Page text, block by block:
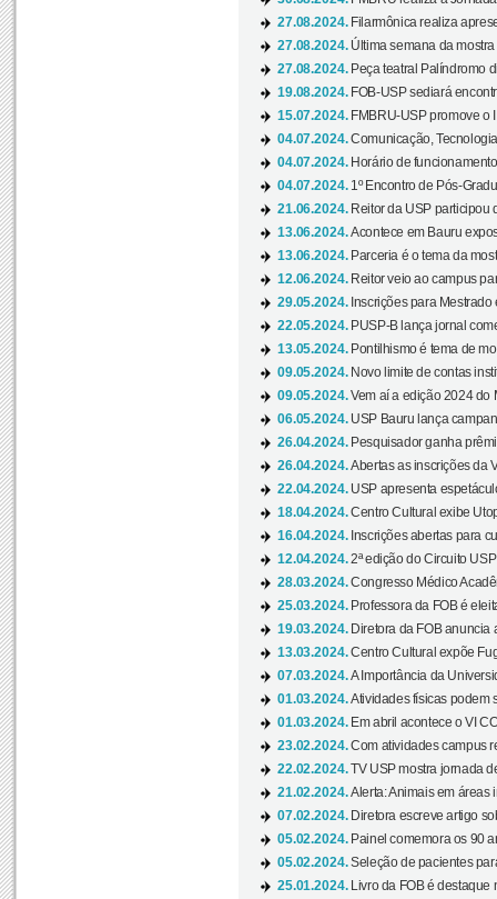
27.08.2024. Filarmônica realiza
27.08.2024. Última semana da
27.08.2024. Peça teatral Palíndromo
19.08.2024. FOB-USP sediará
15.07.2024. FMBRU-USP promove o
04.07.2024.Comunicação,
04.07.2024. Horário de
04.07.2024. 1º Encontro de Pós-
21.06.2024. Reitor da USP participou
13.06.2024.Acontece em Bauru
13.06.2024. Parceria é o tema da
12.06.2024. Reitor veio ao campus
29.05.2024. Inscrições para
22.05.2024. PUSP-B lança jornal
13.05.2024. Pontilhismo é tema de
09.05.2024. Novo limite de contas
09.05.2024.Vem aí a edição 2024 do
06.05.2024. USP Bauru lança
26.04.2024. Pesquisador ganha
26.04.2024.Abertas as inscrições da
22.04.2024. USP apresenta
18.04.2024.Centro Cultural exibe
16.04.2024. Inscrições abertas para
12.04.2024.2ª edição do Circuito
28.03.2024.Congresso Médico
25.03.2024. Professora da FOB é
19.03.2024. Diretora da FOB anuncia
13.03.2024.Centro Cultural expõe
07.03.2024.A Importância da
01.03.2024.Atividades físicas podem
01.03.2024. Em abril acontece o VI
23.02.2024.Com atividades campus
22.02.2024.TV USP mostra jornada
21.02.2024.Alerta: Animais em áreas
07.02.2024. Diretora escreve artigo
05.02.2024. Painel comemora os 90
05.02.2024.Seleção de pacientes
25.01.2024.
Livro da FOB é destaque